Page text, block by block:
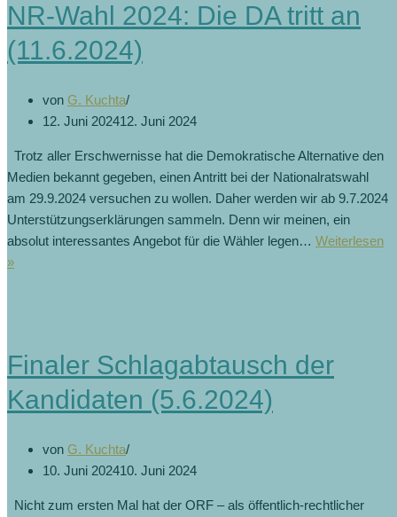
NR-Wahl 2024: Die DA tritt an
(11.6.2024)
von G. Kuchta
12. Juni 202412. Juni 2024
Trotz aller Erschwernisse hat die Demokratische Alternative den
Medien bekannt gegeben, einen Antritt bei der Nationalratswahl
am 29.9.2024 versuchen zu wollen. Daher werden wir ab 9.7.2024
Unterstützungserklärungen sammeln. Denn wir meinen, ein
absolut interessantes Angebot für die Wähler legen… Weiterlesen
»
Finaler Schlagabtausch der
Kandidaten (5.6.2024)
von G. Kuchta
10. Juni 202410. Juni 2024
Nicht zum ersten Mal hat der ORF – als öffentlich-rechtlicher